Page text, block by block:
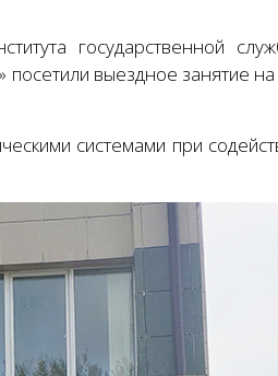
государственной
выездное занятие
системами при